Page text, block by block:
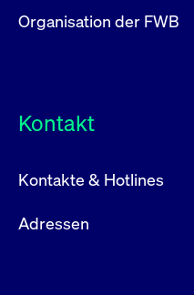
Organisation der FWB
Kontakt
Kontakte & Hotlines
Adressen